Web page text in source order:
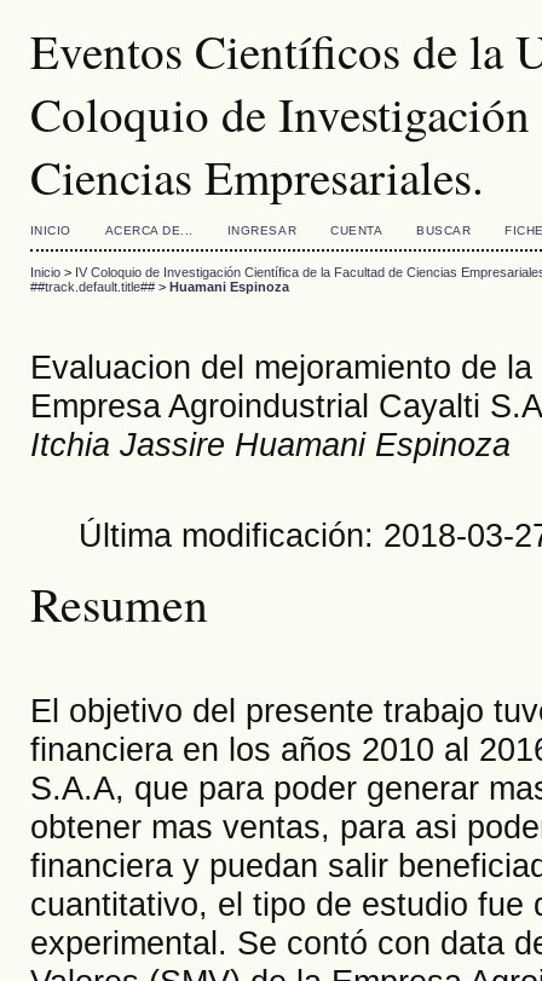
Eventos Científicos de la
Coloquio de
Ciencias Empresariales.
INICIO ACERCA DE... INGRESAR CUENTA BUSCAR
Inicio> IV Coloquio de Investigación Científica de la Facultad de Ciencias
##track.default.title##> Huamani Espinoza
Evaluacion del mejoramiento de
Empresa Agroindustrial Cayalti
Itchia Jassire Huamani Espinoza
Última modificación: 2018-03-
Resumen
El objetivo del presente trabajo
financiera en los años 2010 al
S.A.A, que para poder generar
obtener mas ventas, para asi
financiera y puedan salir
cuantitativo, el tipo de estudio
experimental. Se contó con data